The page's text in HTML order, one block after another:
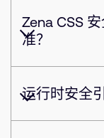
Zena CSS
准？
运行时安全